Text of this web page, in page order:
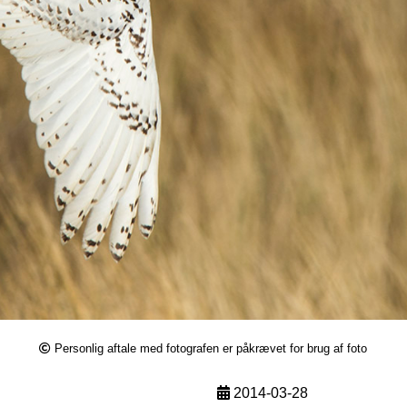
Personlig aftale med fotografen er påkrævet for brug af foto
2014-03-28